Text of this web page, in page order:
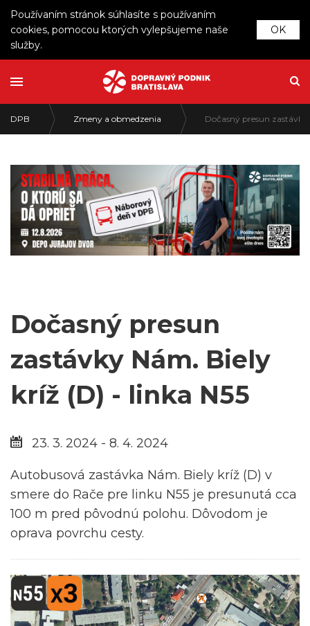
Používaním stránok súhlasíte s používaním
cookies, pomocou ktorých vylepšujeme naše
služby.
OK
DPB Zmeny a obmedzenia Dočasný presun
Dočasný presun
zastávky Nám. Biely
kríž (D) - linka N55
23. 3. 2024 - 8. 4. 2024
Autobusová zastávka Nám. Biely kríž (D) v
smere do Rače pre linku N55 je presunutá cca
100 m pred pôvodnú polohu. Dôvodom je
oprava povrchu cesty.